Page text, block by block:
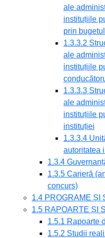
ale
instituțiile
prin
1.3.3.2
ale
instituțiile
1.3.3.3
ale
instituțiile
instituției
1.3.3.4
autoritatea
1.3.4
1.3.5 Carieră
concurs)
1.4 PROGRAME ȘI
1.5 RAPOARTE ȘI
1.5.1 Rapoarte
1.5.2 Studii